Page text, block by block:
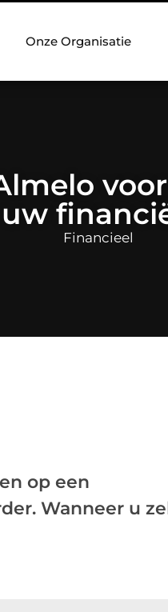
Onze Organisatie
uw
Financieel
op een
Wanneer u